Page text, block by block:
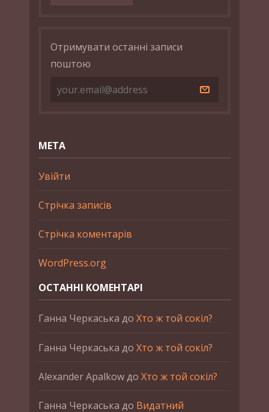
Отримувати останні записи
поштою
МЕТА
Увійти
Стрічка записів
Стрічка коментарів
WordPress.org
ОСТАННІ КОМЕНТАРІ
Ганна Черкаська до Хто ж той сокіл?
Ганна Черкаська до Хто ж той сокіл?
Alexander Apalkowдо Хто ж той сокіл?
Ганна Черкаська до Видатний